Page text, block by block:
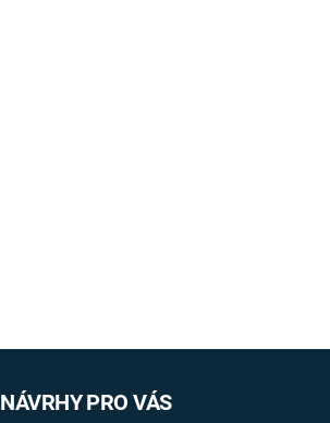
NÁVRHY PRO VÁS